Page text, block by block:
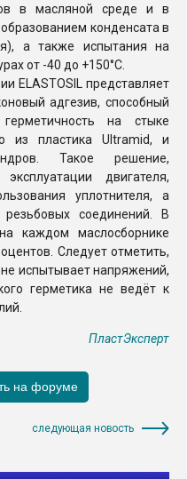
в масляной среде и в
конденсата в
а также испытания на
от -40 до +150°C.
ELASTOSIL представляет
адгезив, способный
на стыке
из пластика Ultramid, и
Такое решение,
двигателя,
уплотнителя, а
соединений. В
каждом маслосборнике
Следует отметить,
испытывает напряжений,
герметика не ведёт к
ПластЭксперт
следующая новость